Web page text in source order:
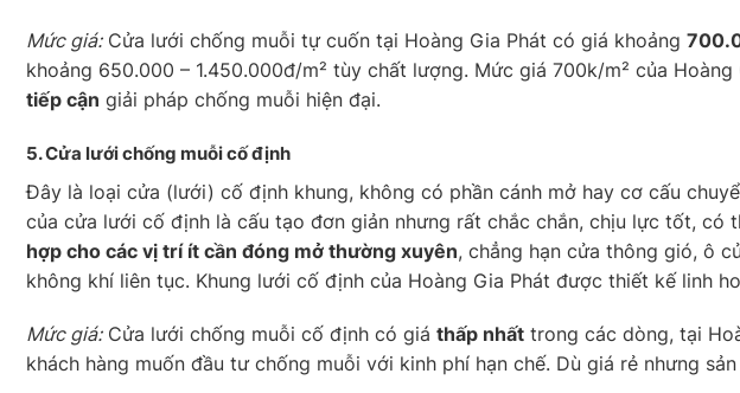
Mức giá:Cửa lưới chống muỗi tự cuốn tại Hoàng Gia Phát có giá khoảng
khoảng 650.000 – 1.450.000đ/m² tùy chất lượng. Mức giá 700k/m² của
tiếp cận giải pháp chống muỗi hiện đại.
5. Cửa lưới chống muỗicố định
Đây là loại cửa (lưới) cố định khung, không có phần cánh mở hay cơ cấu
của cửa lưới cố định là cấu tạo đơn giản nhưng rất chắc chắn, chịu lực tốt, có
hợp cho các vị trí ít cần đóng mở thường xuyên, chẳng hạn cửa thông gió, ô
không khí liên tục. Khung lưới cố định của Hoàng Gia Phát được thiết kế linh
Mức giá:Cửa lưới chống muỗi cố định có giá thấp nhất trong các dòng, tại
khách hàng muốn đầu tư chống muỗi với kinh phí hạn chế. Dù giá rẻ nhưng